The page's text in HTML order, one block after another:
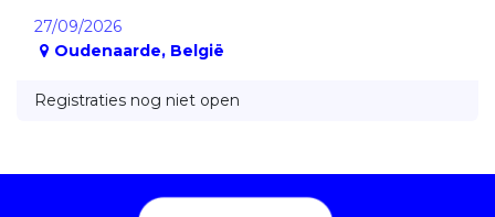
27/09/2026
Oudenaarde, België
Registraties nog niet open